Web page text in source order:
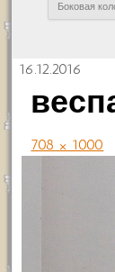
Боковая
16.12.2016
708 × 1000